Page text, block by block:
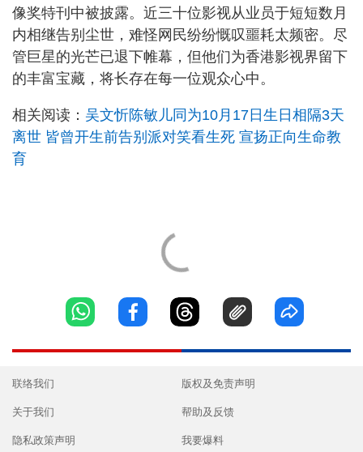
像奖特刊中被披露。近三十位影视从业员于短短数月
内相继告别尘世，难怪网民纷纷慨叹噩耗太频密。尽
管巨星的光芒已退下帷幕，但他们为香港影视界留下
的丰富宝藏，将长存在每一位观众心中。
相关阅读： 吴文忻陈敏儿同为10月17日生日相隔3天
离世 皆曾开生前告别派对笑看生死 宣扬正向生命教
育
联络我们
关于我们
隐私政策声明
版权及免责声明
帮助及反馈
我要爆料